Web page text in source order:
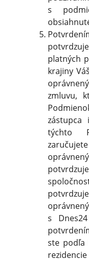
s
platných
krajiny
zmluvu,
týchto
s
ste podľa